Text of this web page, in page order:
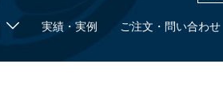
実績・実例 ご注文・問い合わせ